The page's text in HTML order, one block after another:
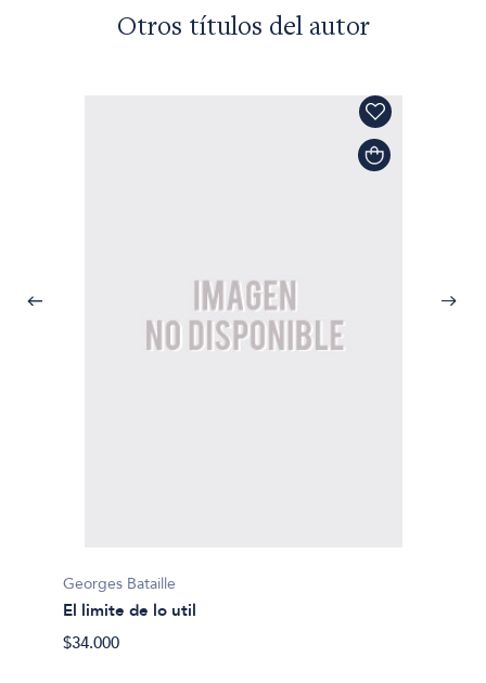
Otros títulos del autor
Georges Bataille
El limite de lo util
$34.000